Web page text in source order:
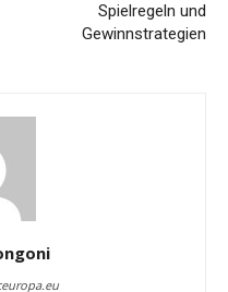
Spielregeln und
Gewinnstrategien